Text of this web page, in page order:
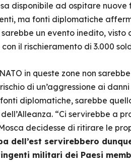
disponibile ad ospitare nuove
ma fonti diplomatiche
un evento inedito,
il rischieramento di 3.000
in queste zone non
di un’aggressione ai
diplomatiche, sarebbe
“Ci servirebbe a
decidesse di ritirare le
dell’est servirebbero
militari dei Paesi